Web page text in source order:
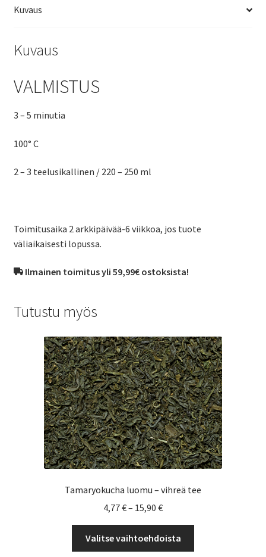
Kuvaus
Kuvaus
VALMISTUS
3 – 5 minutia
100° C
2 – 3 teelusikallinen / 220 – 250 ml
Toimitusaika 2 arkkipäivää-6 viikkoa, jos tuote
väliaikaisesti lopussa.
Ilmainen toimitus yli 59,99€ ostoksista!
Tutustu myös
Tamaryokucha luomu – vihreä tee
4,77€– 15,90 €Hintaluokka:
4,77 €
-
15,90 €
Valitse vaihtoehdoista